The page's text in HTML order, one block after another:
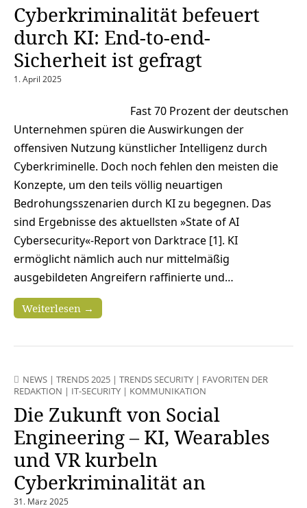
Cyberkriminalität befeuert
durch KI: End-to-end-
Sicherheit ist gefragt
1. April 2025
Fast 70 Prozent der deutschen
Unternehmen spüren die Auswirkungen der
offensiven Nutzung künstlicher Intelligenz durch
Cyberkriminelle. Doch noch fehlen den meisten die
Konzepte, um den teils völlig neuartigen
Bedrohungsszenarien durch KI zu begegnen. Das
sind Ergebnisse des aktuellsten »State of AI
Cybersecurity«-Report von Darktrace [1]. KI
ermöglicht nämlich auch nur mittelmäßig
ausgebildeten Angreifern raffinierte und…
Weiterlesen →
NEWS | TRENDS 2025 | TRENDS SECURITY | FAVORITEN DER
REDAKTION | IT-SECURITY | KOMMUNIKATION
Die Zukunft von Social
Engineering – KI, Wearables
und VR kurbeln
Cyberkriminalität an
31. März 2025